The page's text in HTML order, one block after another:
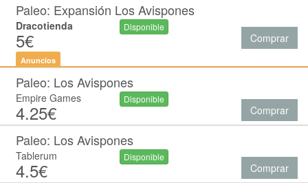
Paleo: Expansión Los Avispones
Dracotienda
5€
Disponible
Comprar
Anuncios
Paleo: Los Avispones
Empire Games
4.25€
Disponible
Comprar
Paleo: Los Avispones
Tablerum
4.5€
Disponible
Comprar